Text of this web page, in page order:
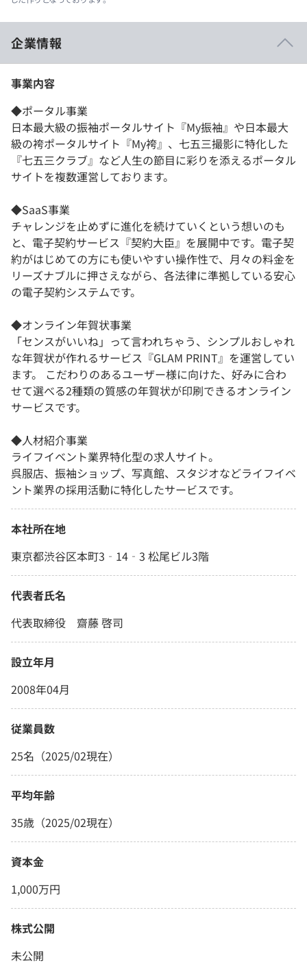
企業情報
事業内容
◆ポータル事業
日本最大級の振袖ポータルサイト『My振袖』や日本最大
級の袴ポータルサイト『My袴』、七五三撮影に特化した
『七五三クラブ』など人生の節目に彩りを添えるポータル
サイトを複数運営しております。
◆SaaS事業
チャレンジを止めずに進化を続けていくという想いのも
と、電子契約サービス『契約大臣』を展開中です。電子契
約がはじめての方にも使いやすい操作性で、月々の料金を
リーズナブルに押さえながら、各法律に準拠している安心
の電子契約システムです。
◆オンライン年賀状事業
「センスがいいね」って言われちゃう、シンプルおしゃれ
な年賀状が作れるサービス『GLAM PRINT』を運営してい
ます。 こだわりのあるユーザー様に向けた、好みに合わ
せて選べる2種類の質感の年賀状が印刷できるオンライン
サービスです。
◆人材紹介事業
ライフイベント業界特化型の求人サイト。
呉服店、振袖ショップ、写真館、スタジオなどライフイベ
ント業界の採用活動に特化したサービスです。
本社所在地
東京都渋谷区本町3‐14‐3 松尾ビル3階
代表者氏名
代表取締役 齋藤 啓司
設立年月
2008年04月
従業員数
25名（2025/02現在）
平均年齢
35歳（2025/02現在）
資本金
1,000万円
株式公開
未公開